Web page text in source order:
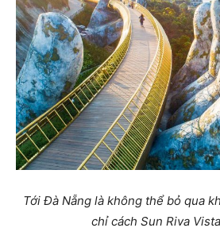
Tới Đà Nẵng là không thể bỏ qua
chỉ cách Sun Riva